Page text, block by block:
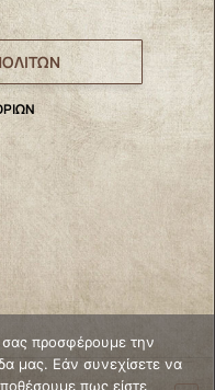
σας προσφέρουμε την
μας. Εάν συνεχίσετε να
πως είστε